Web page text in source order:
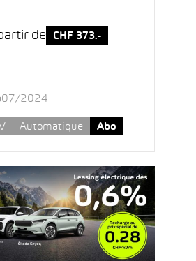
de CHF 373.-
07/2024
Automatique Abo